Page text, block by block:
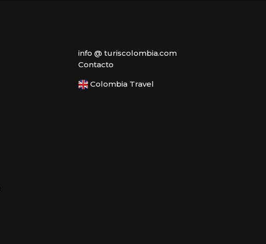
info @ turiscolombia.com
Contacto
Colombia Travel